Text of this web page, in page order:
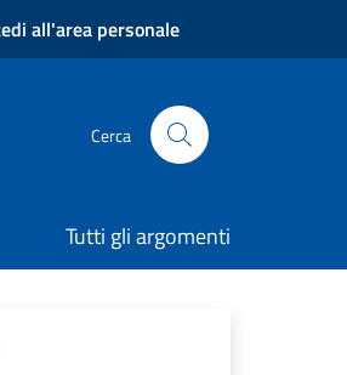
all'area personale
Cerca
Tutti gli argomenti